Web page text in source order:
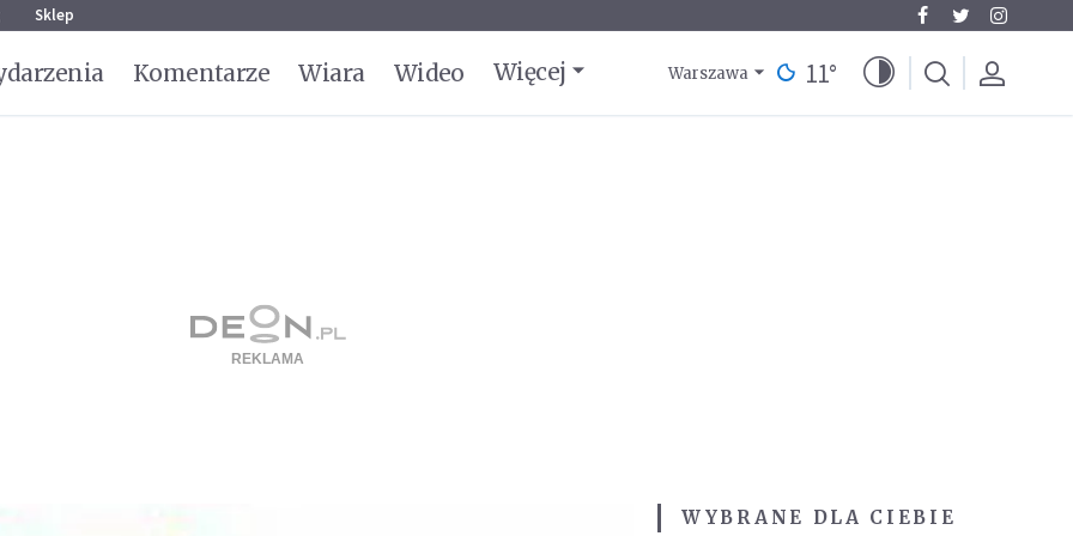
Sklep
Komentarze Wiara Wideo Więcej Warszawa 11°
WYBRANE DLA CIEBIE